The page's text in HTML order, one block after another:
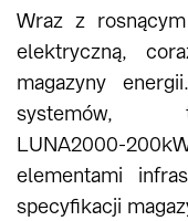
Wraz z
elektryczną,
magazyny
LUNA2000-
elementami
specyfikacji